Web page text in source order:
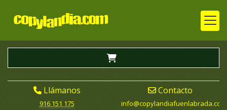
Llámanos
916 151 175
Contacto
info
copylandiafuenlabrada.com